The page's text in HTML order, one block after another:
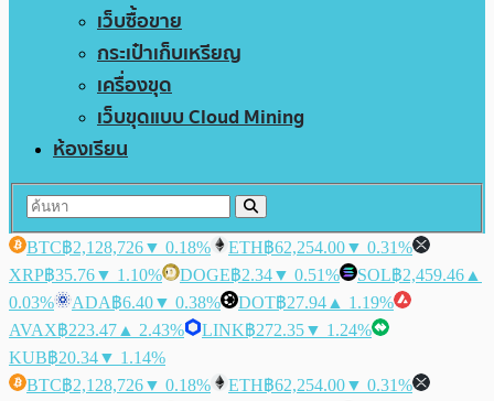
เว็บซื้อขาย
กระเป๋าเก็บเหรียญ
เครื่องขุด
เว็บขุดแบบ Cloud Mining
ห้องเรียน
BTC฿2,128,726▼ 0.18% ETH฿62,254.00▼ 0.31%
XRP฿35.76▼ 1.10% DOGE฿2.34▼ 0.51% SOL฿2,459.46 ▲
0.03%
ADA฿6.40▼ 0.38% DOT฿27.94 ▲ 1.19%
AVAX฿223.47 ▲ 2.43% LINK฿272.35▼ 1.24%
KUB฿20.34▼ 1.14%
BTC฿2,128,726▼ 0.18% ETH฿62,254.00▼ 0.31%